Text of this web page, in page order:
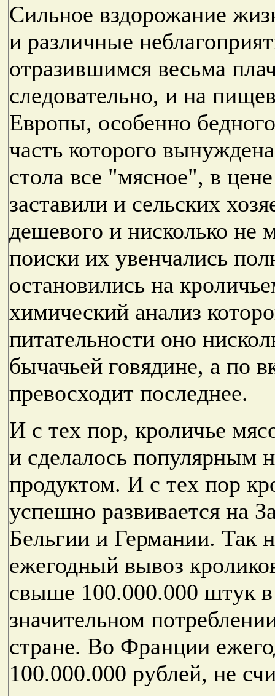
Сильное вздорожание
и различные
отразившимся весьма
следовательно, и на
Европы, особенно
часть которого
стола все "мясное", в
заставили и сельских
дешевого и нисколько не
поиски их увенчались
остановились на
химический анализ
питательности оно
бычачьей говядине, а по
превосходит последнее.
И с тех пор, кроличье
и сделалось популярным
продуктом. И с тех пор
успешно развивается на
Бельгии и Германии. Так
ежегодный вывоз
свыше 100.000.000 штук в
значительном
стране. Во Франции
100.000.000 рублей, не